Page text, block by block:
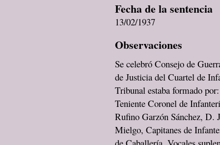
Fecha de la sentencia
13/02/1937
Observaciones
Se celebró Consejo de
de Justicia del Cuartel de
Tribunal estaba formado
Teniente Coronel de
Rufino Garzón Sánchez, D.
Mielgo, Capitanes de